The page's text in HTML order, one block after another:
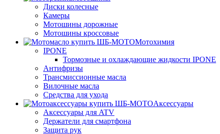
Диски колесные
Камеры
Мотошины дорожные
Мотошины кроссовые
Мотохимия
IPONE
Тормозные и охлаждающие жидкости IPONE
Антифризы
Трансмиссионные масла
Вилочные масла
Средства для ухода
Аксессуары
Аксессуары для ATV
Держатели для смартфона
Защита рук